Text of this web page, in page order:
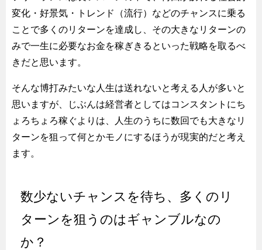
変化・好景気・トレンド（流行）などのチャンスに乗る
ことで多くのリターンを達成し、その大きなリターンの
みで一生に必要なお金を稼ぎきるといった戦略を取るべ
きだと思います。
そんな博打みたいな人生は送れないと考える人が多いと
思いますが、じぶんは経営者としてはコンスタントにち
ょろちょろ稼ぐよりは、人生のうちに数回でも大きなリ
ターンを狙って何とかモノにするほうが現実的だと考え
ます。
数少ないチャンスを待ち、多くのリ
ターンを狙うのはギャンブルなの
か？